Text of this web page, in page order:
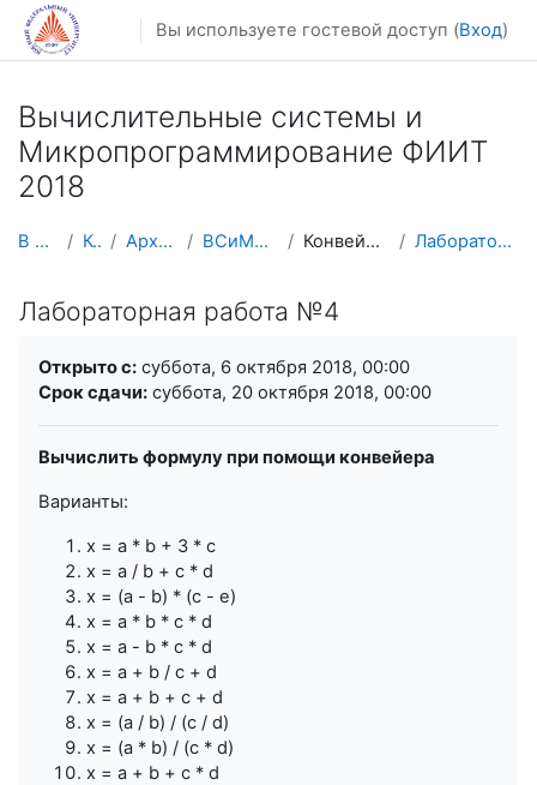
Перейти к основному содержанию
Вы используете гостевой доступ (Вход)
Вычислительные системы и
Микропрограммирование ФИИТ
2018
В начало Курсы Архив курсов ВСиМП ФИИТ 2018 Конвейеры. DataFlow. Лабораторная работа №4
Лабораторная работа №4
Открыто с: суббота, 6 октября 2018, 00:00
Срок сдачи: суббота, 20 октября 2018, 00:00
Вычислить формулу при помощи конвейера
Варианты:
x = a * b + 3 * c
x = a / b + c * d
x = (a - b) * (c - e)
x = a * b * c * d
x = a - b * c * d
x = a + b / c + d
x = a + b + c + d
x = (a / b) / (c / d)
x = (a * b) / (c * d)
x = a + b + c * d